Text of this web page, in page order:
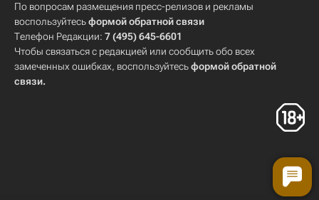
По вопросам размещения пресс-релизов и рекламы
воспользуйтесьформой обратной связи
Телефон Редакции: 7 (495) 645-6601
Чтобы связаться с редакцией или сообщить обо всех
замеченных ошибках, воспользуйтесьформой обратной
связи.